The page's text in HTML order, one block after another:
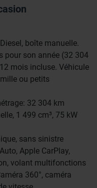
boîte manuelle.
pour son année (32 304
mois incluse. Véhicule
ou petits
32 304 km
1 499 cm³, 75 kW
sans sinistre
Apple CarPlay,
volant multifonctions
360°, caméra